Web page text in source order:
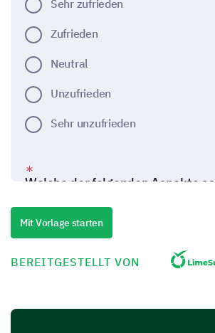
Sehr zufrieden
Zufrieden
Neutral
Unzufrieden
Sehr unzufrieden
Welche der folgenden Aspekte
Mit Vorlage starten
BEREITGESTELLT VON